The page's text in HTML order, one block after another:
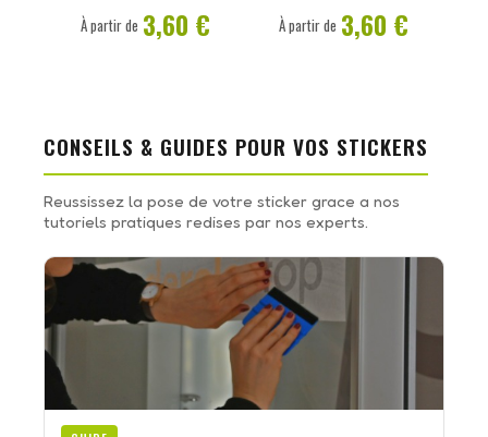
À partir de 3,60 € À partir de 3,60 €
CONSEILS & GUIDES POUR VOS STICKERS
Reussissez la pose de votre sticker grace a nos
tutoriels pratiques redises par nos experts.